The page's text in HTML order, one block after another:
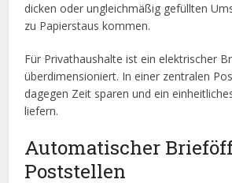
dicken oder ungleichmäßig gefüllten
zu Papierstaus kommen.
Für Privathaushalte ist ein elektrischer
überdimensioniert. In einer zentralen
dagegen Zeit sparen und ein
liefern.
Automatischer
Poststellen